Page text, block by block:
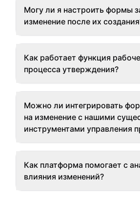
Могу ли я настроить формы
изменение после их
Как работает функция
процесса утверждения?
Можно ли интегрировать
на изменение с нашими
инструментами управления
Как платформа помогает с
влияния изменений?